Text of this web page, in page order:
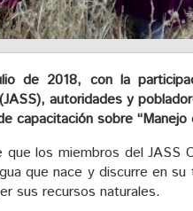
de 2018, con la
autoridades y
capacitación sobre
los miembros del JASS
que nace y discurre en
sus recursos naturales.